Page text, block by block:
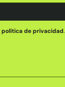
política de privacidad.